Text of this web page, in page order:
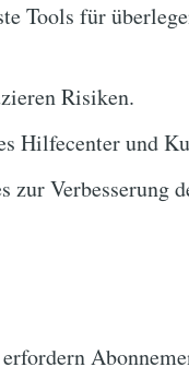
Tools für
Risiken.
Hilfecenter und
zur Verbesserung